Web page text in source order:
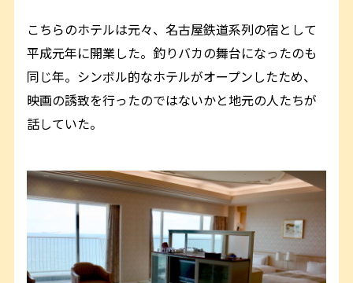
こちらのホテルは元々、名古屋鉄道系列の宿として
平成元年に開業した。釣りバカの舞台になったのも
同じ年。シンボル的なホテルがオープンしたため、
映画の誘致を行ったのではないかと地元の人たちが
話していた。